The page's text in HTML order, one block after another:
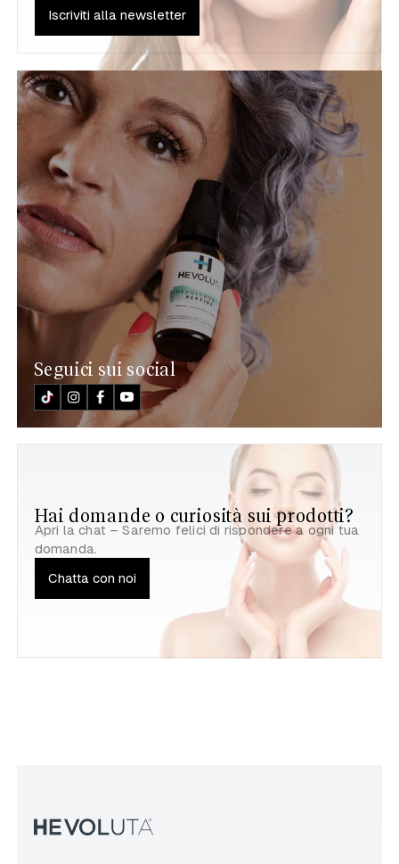
Iscriviti alla newsletter
Seguici sui social
Hai domande o curiosità sui prodotti?
Apri la chat – Saremo felici di rispondere a ogni tua
domanda.
Chatta con noi